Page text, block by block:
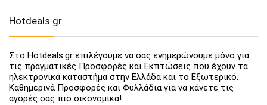
Hotdeals.gr
Στο Hotdeals.gr επιλέγουμε να σας ενημερώνουμε μόνο για
τις πραγματικές Προσφορές και Εκπτώσεις που έχουν τα
ηλεκτρονικά καταστήμα στην Ελλάδα και το Εξωτερικό.
Καθημερινά Προσφορές και Φυλλάδια για να κάνετε τις
αγορές σας πιο οικονομικά!